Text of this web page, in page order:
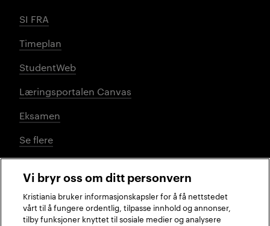
SI FRA
Timeplan
StudentWeb
Læringsportalen Canvas
Eksamen
Se flere
Sosiale medier
Vi bryr oss om ditt personvern
Kristiania bruker informasjonskapsler for å få nettstedet
vårt til å fungere ordentlig, tilpasse innhold og annonser,
tilby funksjoner knyttet til sosiale medier og analysere